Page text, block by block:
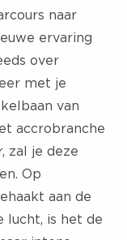
naar
ervaring
over
met je
van
accrobranche
zal je deze
Op
aan de
lucht, is het de